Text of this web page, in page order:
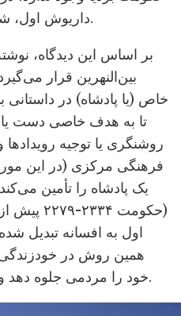
داریوش اول، شورش‌های گسترده‌ای رخ داد.
بر اساس این دیدگاه،
بین‌النهرین قرار
خاص (یا پادشاه) در داستانی
تا به هدف خاصی دست
روشنگری یا توجیه
فرهنگی مرکزی (در این
یک پادشاه را تأمین
(حکومت
اول به افسانه تبدیل
همین روش در
خود را مردمی جلوه دهد و حمایت عمومی را جلب کند.